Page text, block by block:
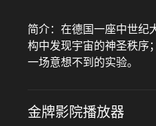
简介： 在德国一座中世纪
构中发现宇宙的神圣秩序
一场意想不到的实验。
金牌影院播放器